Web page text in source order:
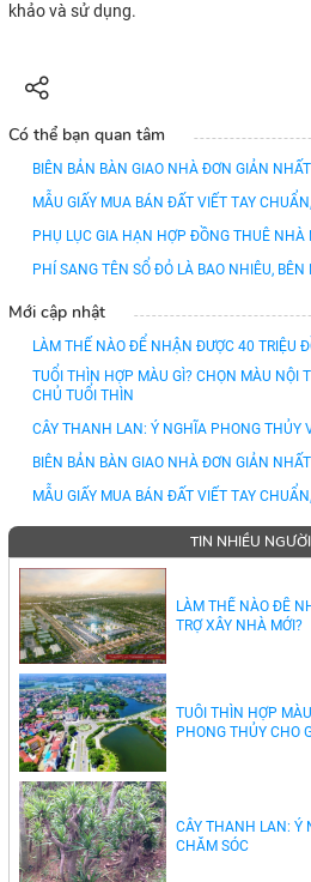
khảo và sử dụng.
Có thể bạn quan tâm
BIÊN BẢN BÀN GIAO NHÀ ĐƠN GIẢN
MẪU GIẤY MUA BÁN ĐẤT VIẾT TAY
PHỤ LỤC GIA HẠN HỢP ĐỒNG THUÊ NHÀ
PHÍ SANG TÊN SỔ ĐỎ LÀ BAO NHIÊU, BÊN
Mới cập nhật
LÀM THẾ NÀO ĐỂ NHẬN ĐƯỢC 40 TRIỆU
TUỔI THÌN HỢP MÀU GÌ? CHỌN MÀU NỘI
CHỦ TUỔI THÌN
CÂY THANH LAN: Ý NGHĨA PHONG THỦY
BIÊN BẢN BÀN GIAO NHÀ ĐƠN GIẢN
MẪU GIẤY MUA BÁN ĐẤT VIẾT TAY
TIN NHIỀU
LÀM THẾ NÀO ĐỂ
TRỢ XÂY NHÀ MỚI?
TUỔI THÌN HỢP
PHONG THỦY CHO
CÂY THANH LAN: Ý
CHĂM SÓC